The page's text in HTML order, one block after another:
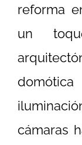
reforma
un
cámaras